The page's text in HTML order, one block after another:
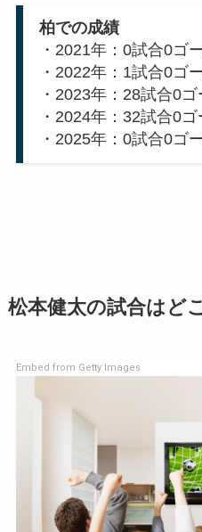
柏での成績
・2021年：0試合0ゴ
・2022年：1試合0ゴ
・2023年：28試合0ゴ
・2024年：32試合0ゴ
・2025年：0試合0ゴ
松本健太の試合はど
Embed from Getty Images